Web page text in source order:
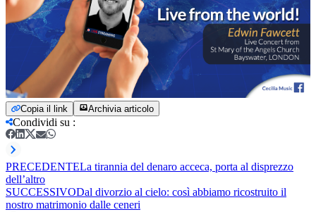
Copia il link Archivia articolo
Condividi su :
PRECEDENTELa tirannia del denaro acceca, porta al disprezzo
dell’altro
SUCCESSIVODal divorzio al cielo: così abbiamo ricostruito il
nostro matrimonio dalle ceneri